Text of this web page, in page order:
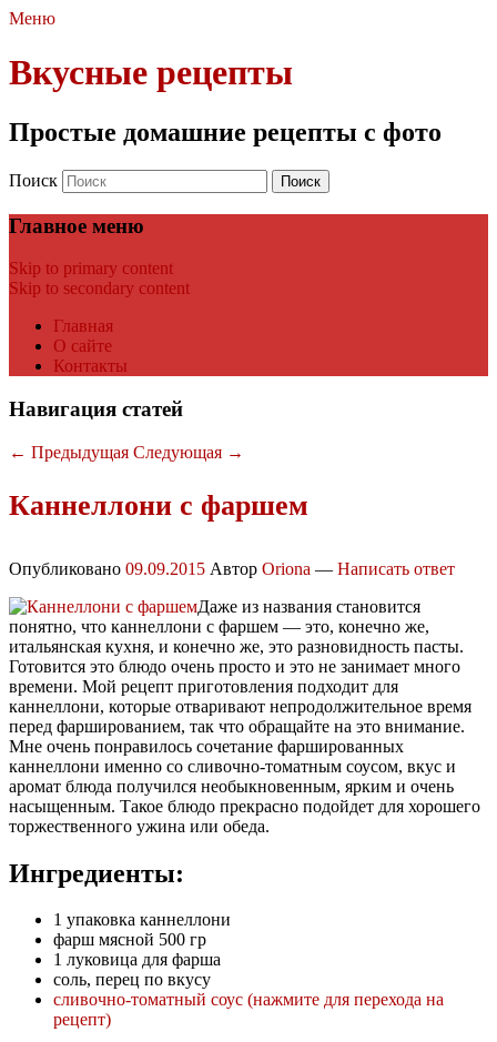
Меню
Вкусные рецепты
Простые домашние рецепты с фото
Поиск
Главное меню
Skip to primary content
Skip to secondary content
Главная
О сайте
Контакты
Навигация статей
← Предыдущая Следующая →
Каннеллони с фаршем
Опубликовано 09.09.2015 Автор Oriona — Написать ответ
Даже из названия становится
понятно, что каннеллони с фаршем — это, конечно же,
итальянская кухня, и конечно же, это разновидность пасты.
Готовится это блюдо очень просто и это не занимает много
времени. Мой рецепт приготовления подходит для
каннеллони, которые отваривают непродолжительное время
перед фаршированием, так что обращайте на это внимание.
Мне очень понравилось сочетание фаршированных
каннеллони именно со сливочно-томатным соусом, вкус и
аромат блюда получился необыкновенным, ярким и очень
насыщенным. Такое блюдо прекрасно подойдет для хорошего
торжественного ужина или обеда.
Ингредиенты:
1 упаковка каннеллони
фарш мясной 500 гр
1 луковица для фарша
соль, перец по вкусу
сливочно-томатный соус (нажмите для перехода на
рецепт)